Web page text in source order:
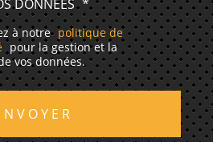
DONNÉES *
à notre politique de
pour la gestion et la
vos données.